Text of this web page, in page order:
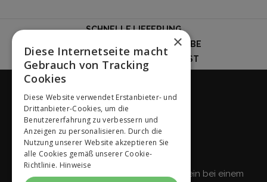
SCHNELLE LIEFERUNG
IMMER KOSTENLOSE RÜCKGABE
ENGAGIERTER KUNDENDIENST
Das passiert nur in unserem
Newsletter:
Erhalten Sie sofort einen € 5 Gutschein bei einem
×
Diese Internetseite macht
Gebrauch von Tracking
Cookies
Diese Website verwendet Erstanbieter- und
Drittanbieter-Cookies, um die
Benutzererfahrung zu verbessern und
Anzeigen zu personalisieren. Durch die
Nutzung unserer Website akzeptieren Sie
alle Cookies gemäß unserer Cookie-
Richtlinie. Hinweise